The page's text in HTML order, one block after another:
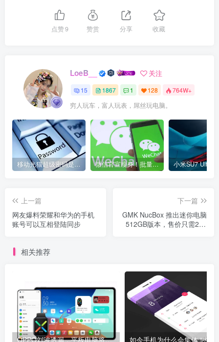
点赞9 赞赏 分享 收藏
LoeB__ 关注
15 1867 1 128 764W+
穷人玩车，富人玩表，屌丝玩电脑。
移动光猫超级密码是多少？移动光猫超级管理员后台账号与密码 微信官宣瘦身！批量清理原图新功能来了 安卓、iOS均可使用
上一篇
网友爆料荣耀和华为的手机
账号可以互相登陆同步
下一篇
GMK NucBox 推出迷你电脑
512GB版本，售价只需279
相关推荐
OPPO刘波透漏，平板电脑将于明年上半年发布